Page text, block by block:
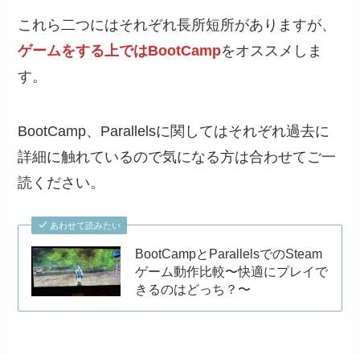
これら二つにはそれぞれ長所短所がありますが、
ゲームをする上ではBootCampをオススメしま
す。
BootCamp、Parallelsに関してはそれぞれ過去に
詳細に触れているので気になる方は合わせてご一
読ください。
あわせて読みたい
BootCampとParallelsでのSteam
ゲーム動作比較〜快適にプレイで
きるのはどっち？〜